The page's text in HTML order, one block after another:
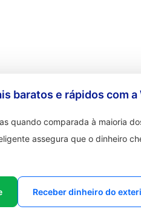
baratos e rápidos com a
quando comparada à maioria
assegura que o dinheiro
Receber dinheiro do